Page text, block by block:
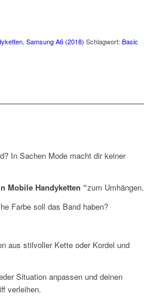
,Samsung A6 (2018) Schlagwort:Basic
In Sachen Mode macht dir keiner
Mobile Handyketten “zum Umhängen.
Farbe soll das Band haben?
aus stilvoller Kette oder Kordel und
Situation anpassen und deinen
verleihen.